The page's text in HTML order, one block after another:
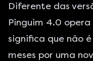
Diferente das
Pinguim 4.0
significa que não
meses por uma